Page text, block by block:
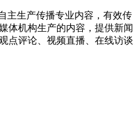
主生产传播专业内容，有效传
体机构生产的内容，提供新闻
点评论、视频直播、在线访谈